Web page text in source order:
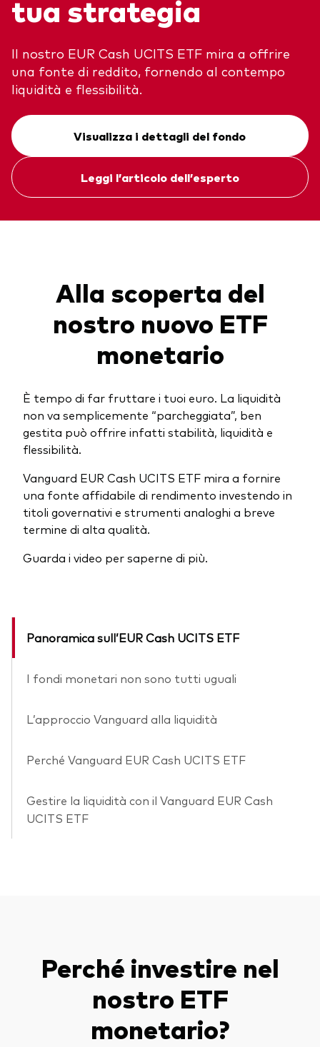
Obbligazionario
Multi-asset
ESG
d’investimento
Fondi indicizzati
Multi-asset
Obbligazionario
Obbligazionario a gestione attiva
Portafogli Modello
Investi con Vanguard
Documenti importanti
ETF knowledge centre
2026 Outlook di mercato
Scopri la V Generation
Prevenzione delle frodi
tua strategia
Il nostro EUR Cash UCITS ETF mira a offrire
una fonte di reddito, fornendo al contempo
liquidità e flessibilità.
Visualizza i dettagli del fondo
Leggi l’articolo dell’esperto
Alla scoperta del
nostro nuovo ETF
monetario
È tempo di far fruttare i tuoi euro. La liquidità
non va semplicemente “parcheggiata”, ben
gestita può offrire infatti stabilità, liquidità e
flessibilità.
Vanguard EUR Cash UCITS ETF mira a fornire
una fonte affidabile di rendimento investendo in
titoli governativi e strumenti analoghi a breve
termine di alta qualità.
Guarda i video per saperne di più.
Panoramica sull’EUR Cash UCITS ETF
I fondi monetari non sono tutti uguali
L’approccio Vanguard alla liquidità
Perché Vanguard EUR Cash UCITS ETF
Gestire la liquidità con il Vanguard EUR Cash
UCITS ETF
Perché investire nel
nostro ETF
monetario?